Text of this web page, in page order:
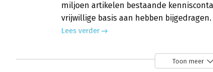
miljoen artikelen bestaande
vrijwillige basis aan hebben bijgedragen.
Lees verder
Toon meer